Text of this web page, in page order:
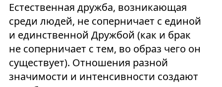
Естественная дружба, возникающая
среди людей, не соперничает с единой
и единственной Дружбой (как и брак
не соперничает с тем, во образ чего он
существует). Отношения разной
значимости и интенсивности создают